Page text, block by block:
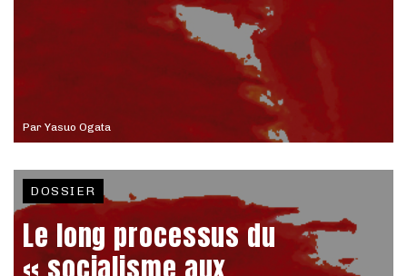
Par Yasuo Ogata
DOSSIER
Le long processus du